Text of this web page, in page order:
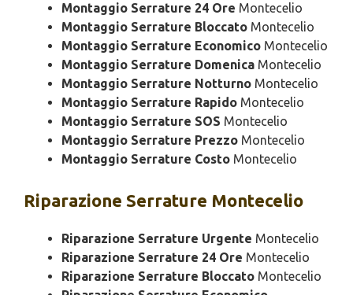
Montaggio Serrature 24 Ore Montecelio
Montaggio Serrature Bloccato Montecelio
Montaggio Serrature Economico Montecelio
Montaggio Serrature Domenica Montecelio
Montaggio Serrature Notturno Montecelio
Montaggio Serrature Rapido Montecelio
Montaggio Serrature SOS Montecelio
Montaggio Serrature Prezzo Montecelio
Montaggio Serrature Costo Montecelio
Riparazione Serrature Montecelio
Riparazione Serrature Urgente Montecelio
Riparazione Serrature 24 Ore Montecelio
Riparazione Serrature Bloccato Montecelio